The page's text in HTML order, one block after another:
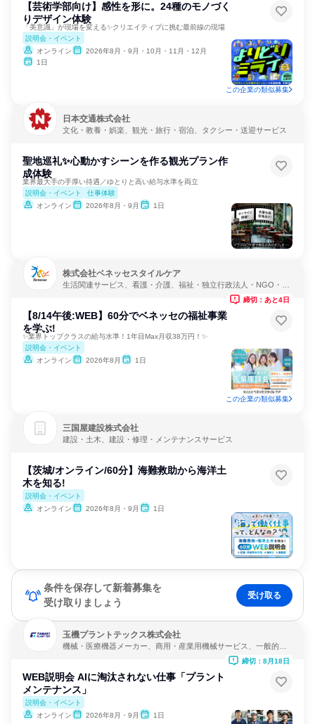
【芸術学部向け】感性を形に。24種のモノづく
りデザイン体験
「美意識」が現場を変える✨クリエイティブに挑む最前線の現場
説明会・イベント
オンライン
2026年8月・9月・10月・11月・12月
1日
この企業の類似募集
日本交通株式会社
文化・教養・娯楽、観光・旅行・宿泊、タクシー・送迎サービス
聖地巡礼✨心動かすシーンを作る観光プラン作
成体験
業界最大手の手厚い待遇／ゆとりと高い給与水準を両立
説明会・イベント
仕事体験
オンライン
2026年8月・9月 1日
株式会社ベネッセスタイルケア
生活関連サービス、看護・介護、福祉・独立行政法人・NGO・N
【8/14午後:WEB】60分でベネッセの福祉事業
を学ぶ!
✨業界トップクラスの給与水準！1年目Max月収38万円！✨
説明会・イベント
オンライン
2026年8月 1日
締切：あと4日
この企業の類似募集
三国屋建設株式会社
建設・土木、建設・修理・メンテナンスサービス
【茨城/オンライン/60分】海難救助から海洋土
木を知る!
説明会・イベント
オンライン
2026年8月・9月 1日
条件を保存して新着募集を
受け取りましょう
受け取る
玉機プラントテックス株式会社
機械・医療機器メーカー、商用・産業用機械サービス、一般的な
WEB説明会 AIに淘汰されない仕事「プラント
メンテナンス」
説明会・イベント
オンライン
2026年8月・9月 1日
締切：8月18日